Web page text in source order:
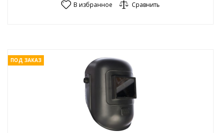
В избранное Сравнить
ПОД ЗАКАЗ